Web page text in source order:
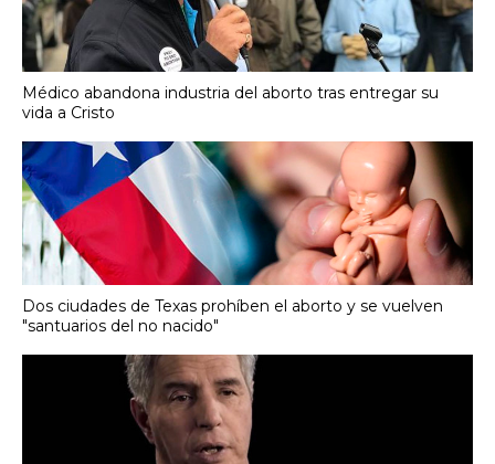
Médico abandona industria del aborto tras entregar su
vida a Cristo
Dos ciudades de Texas prohíben el aborto y se vuelven
"santuarios del no nacido"